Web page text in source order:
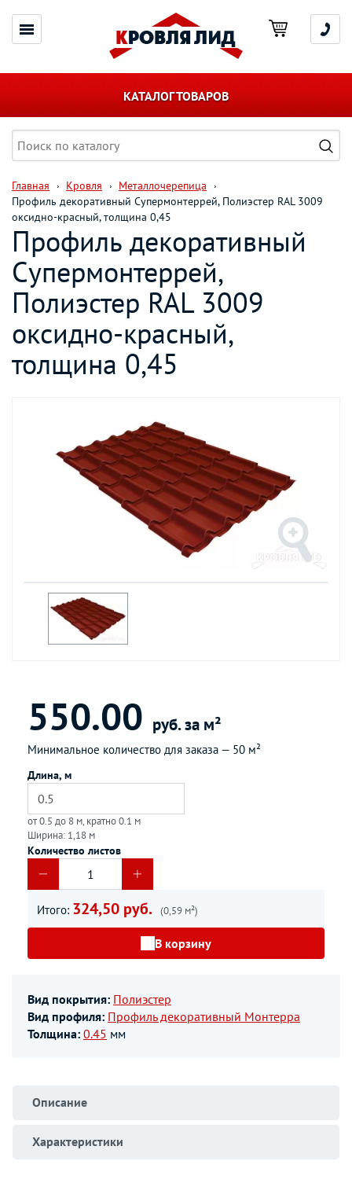
КАТАЛОГ ТОВАРОВ
Главная Кровля
Металлочерепица
Профиль декоративный Супермонтеррей, Полиэстер RAL 3009
оксидно-красный, толщина 0,45
Профиль декоративный
Супермонтеррей,
Полиэстер RAL 3009
оксидно-красный,
толщина 0,45
550.00 руб. за м²
Минимальное количество для заказа — 50 м²
Длина, м
от 0.5 до 8 м, кратно 0.1 м
Ширина: 1,18 м
Количество листов
Итого: 324,50 руб. (0,59 м²)
В корзину
Вид покрытия: Полиэстер
Вид профиля: Профиль декоративный Монтерра
Толщина: 0.45 мм
Описание
Характеристики